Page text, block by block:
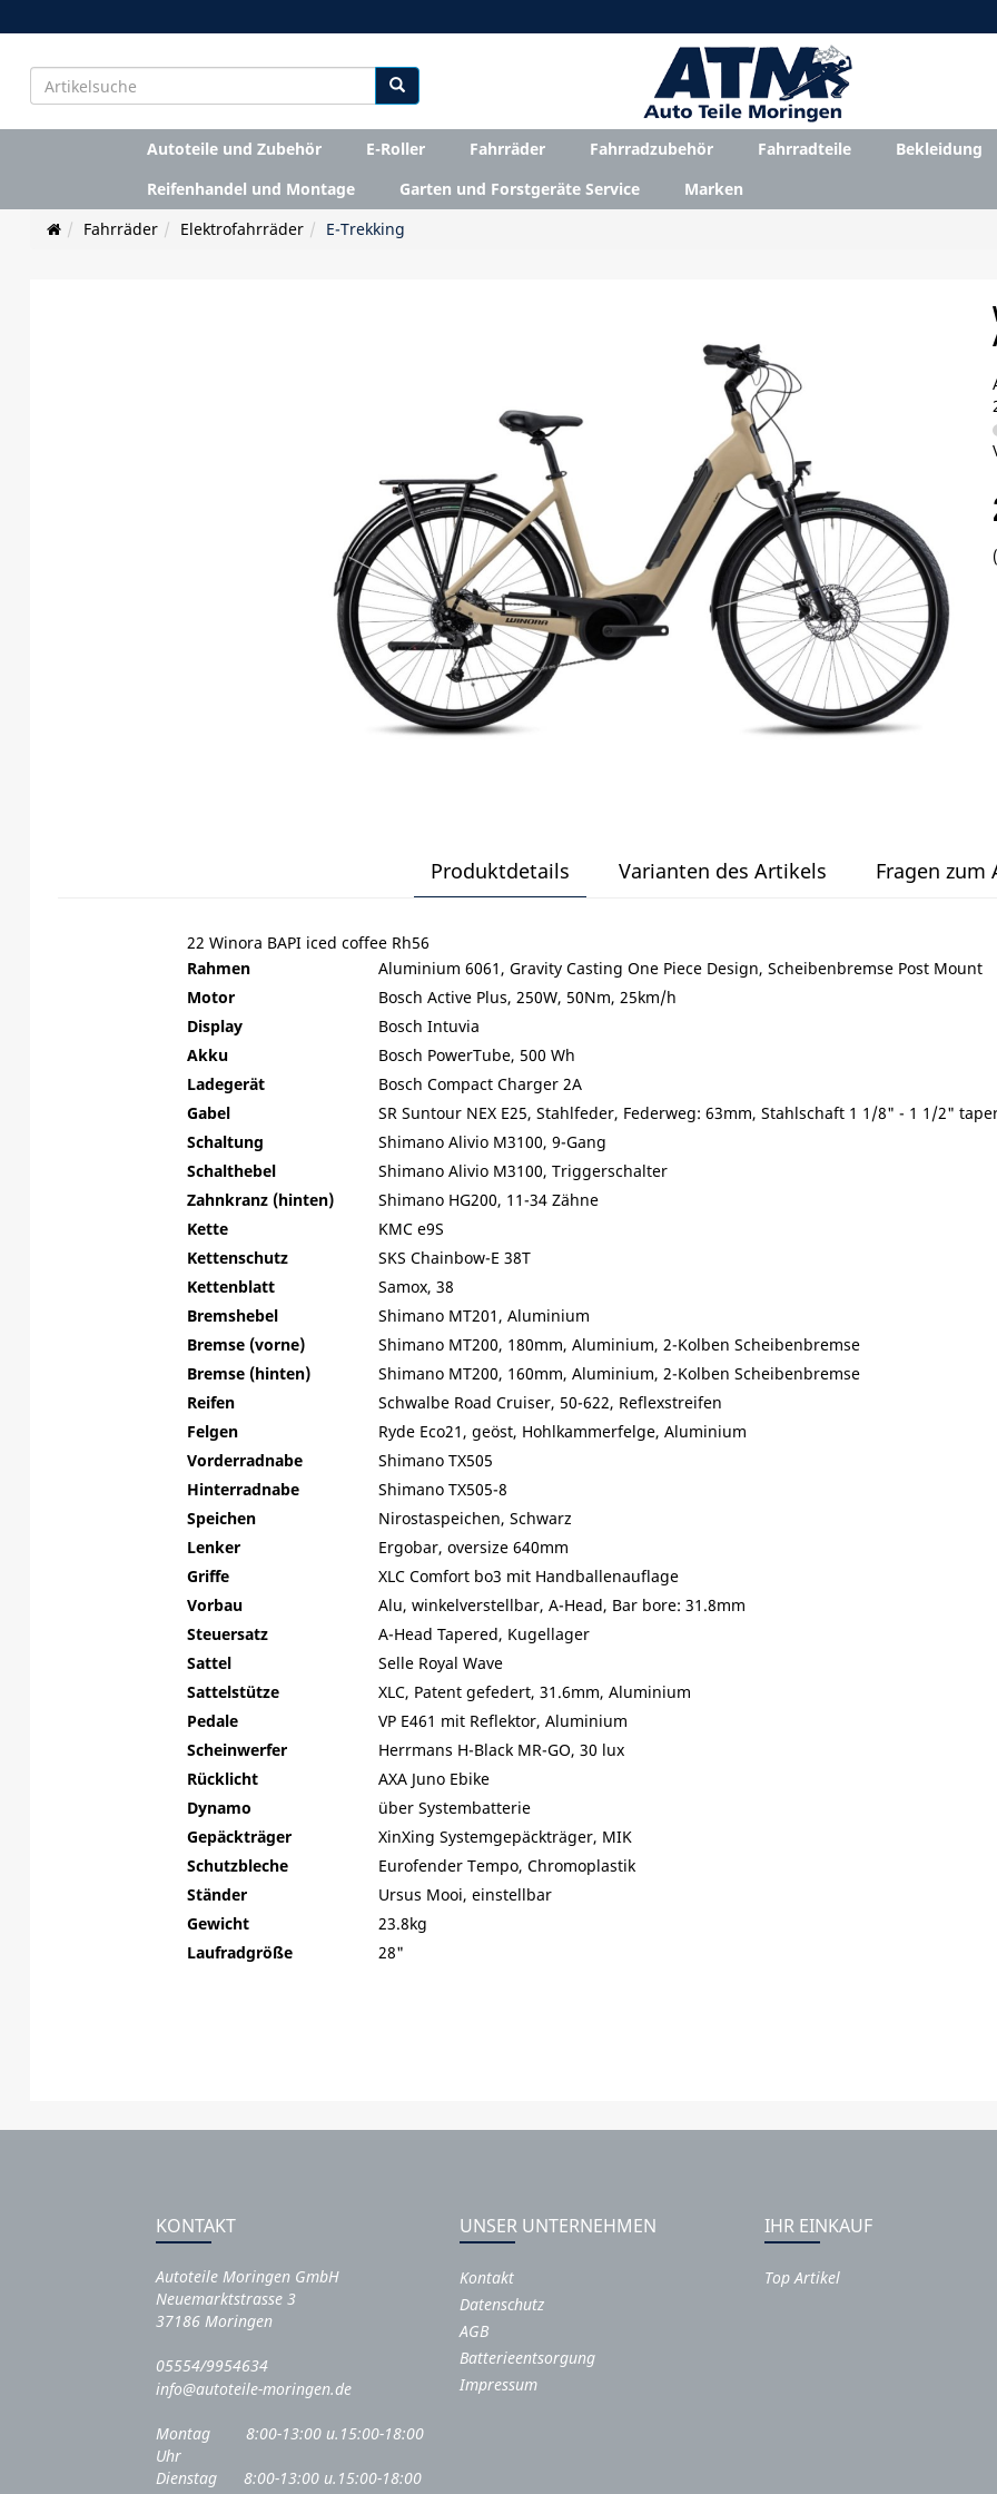
Autoteile und Zubehör E-Roller Fahrräder Fahrradzubehör Fahrradteile
Bekleidung
Reifenhandel und Montage
Garten und Forstgeräte Service
Marken
Fahrräder
Elektrofahrräder E-Trekking
Produktdetails Varianten des Artikels Fragen zum
22 Winora BAPI iced coffee Rh56
Rahmen
Aluminium 6061, Gravity Casting One Piece Design, Scheibenbremse Post Mount
Motor
Bosch Active Plus, 250W, 50Nm, 25km/h
Display
Bosch Intuvia
Akku
Bosch PowerTube, 500 Wh
Ladegerät
Bosch Compact Charger 2A
Gabel
SR Suntour NEX E25, Stahlfeder, Federweg: 63mm, Stahlschaft 1 1/8" - 1 1/2"
Schaltung
Shimano Alivio M3100, 9-Gang
Schalthebel
Shimano Alivio M3100, Triggerschalter
Zahnkranz (hinten)
Shimano HG200, 11-34 Zähne
Kette
KMC e9S
Kettenschutz
SKS Chainbow-E 38T
Kettenblatt
Samox, 38
Bremshebel
Shimano MT201, Aluminium
Bremse (vorne)
Shimano MT200, 180mm, Aluminium, 2-Kolben Scheibenbremse
Bremse (hinten)
Shimano MT200, 160mm, Aluminium, 2-Kolben Scheibenbremse
Reifen
Schwalbe Road Cruiser, 50-622, Reflexstreifen
Felgen
Ryde Eco21, geöst, Hohlkammerfelge, Aluminium
Vorderradnabe
Shimano TX505
Hinterradnabe
Shimano TX505-8
Speichen
Nirostaspeichen, Schwarz
Lenker
Ergobar, oversize 640mm
Griffe
XLC Comfort bo3 mit Handballenauflage
Vorbau
Alu, winkelverstellbar, A-Head, Bar bore: 31.8mm
Steuersatz
A-Head Tapered, Kugellager
Sattel
Selle Royal Wave
Sattelstütze
XLC, Patent gefedert, 31.6mm, Aluminium
Pedale
VP E461 mit Reflektor, Aluminium
Scheinwerfer
Herrmans H-Black MR-GO, 30 lux
Rücklicht
AXA Juno Ebike
Dynamo
über Systembatterie
Gepäckträger
XinXing Systemgepäckträger, MIK
Schutzbleche
Eurofender Tempo, Chromoplastik
Ständer
Ursus Mooi, einstellbar
Gewicht
23.8kg
Laufradgröße
28"
KONTAKT
Autoteile Moringen GmbH
Neuemarktstrasse 3
37186 Moringen
05554/9954634
info@autoteile-moringen.de
Montag 8:00-13:00 u.15:00-18:00
Uhr
Dienstag 8:00-13:00 u.15:00-18:00
UNSER UNTERNEHMEN
Kontakt
Datenschutz
AGB
Batterieentsorgung
Impressum
IHR EINKAUF
Top Artikel